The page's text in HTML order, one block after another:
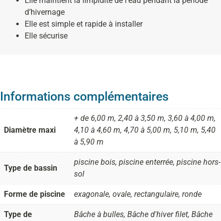
d’hivernage
Elle est simple et rapide à installer
Elle sécurise
Informations complémentaires
Diamètre maxi
+ de 6,00 m, 2,40 à 3,50 m, 3,60 à 4,00 m,
4,10 à 4,60 m, 4,70 à 5,00 m, 5,10 m, 5,40
à 5,90 m
Type de bassin
piscine bois, piscine enterrée, piscine hors-
sol
Forme de piscine exagonale, ovale, rectangulaire, ronde
Type de Bâche à bulles, Bâche d'hiver filet, Bâche